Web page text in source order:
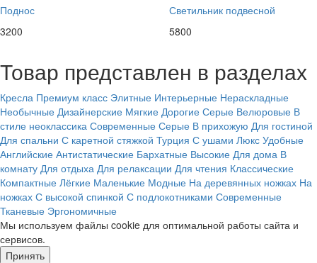
Поднос
3200
Светильник подвесной
5800
Товар представлен в разделах
Кресла Премиум класс Элитные Интерьерные Нераскладные
Необычные Дизайнерские Мягкие Дорогие Серые Велюровые В
стиле неоклассика Современные Серые В прихожую Для гостиной
Для спальни С каретной стяжкой Турция С ушами Люкс Удобные
Английские Антистатические Бархатные Высокие Для дома В
комнату Для отдыха Для релаксации Для чтения Классические
Компактные Лёгкие Маленькие Модные На деревянных ножках На
ножках С высокой спинкой С подлокотниками Современные
Тканевые Эргономичные
Мы используем файлы cookie для оптимальной работы сайта и
сервисов.
Принять